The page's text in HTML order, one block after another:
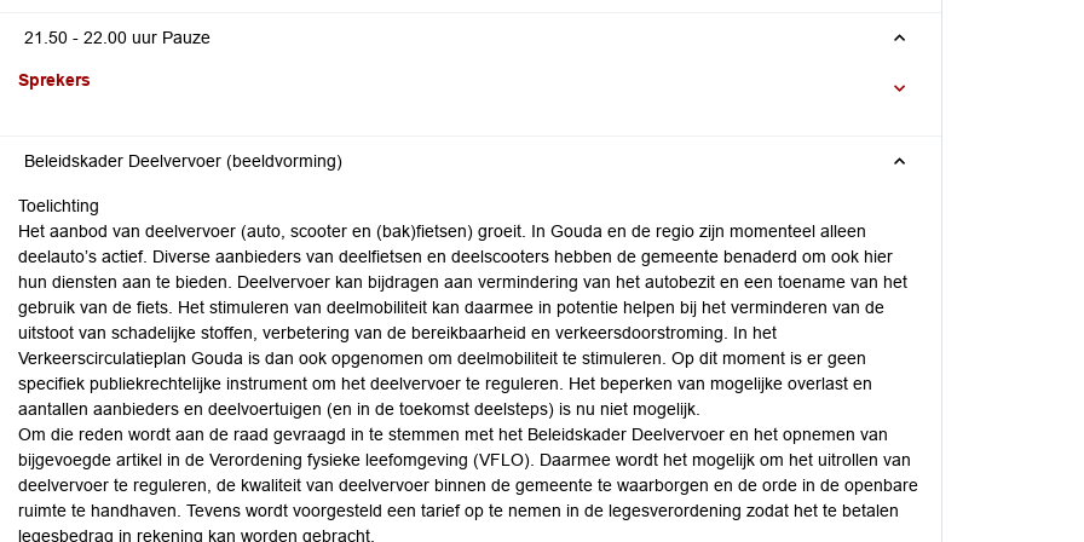
21.50 - 22.00 uur Pauze
Sprekers
Beleidskader Deelvervoer (beeldvorming)
Toelichting
Het aanbod van deelvervoer (auto, scooter en (bak)fietsen) groeit. In Gouda en de regio zijn momenteel alleen
deelauto’s actief. Diverse aanbieders van deelfietsen en deelscooters hebben de gemeente benaderd om ook hier
hun diensten aan te bieden. Deelvervoer kan bijdragen aan vermindering van het autobezit en een toename van het
gebruik van de fiets. Het stimuleren van deelmobiliteit kan daarmee in potentie helpen bij het verminderen van de
uitstoot van schadelijke stoffen, verbetering van de bereikbaarheid en verkeersdoorstroming. In het
Verkeerscirculatieplan Gouda is dan ook opgenomen om deelmobiliteit te stimuleren. Op dit moment is er geen
specifiek publiekrechtelijke instrument om het deelvervoer te reguleren. Het beperken van mogelijke overlast en
aantallen aanbieders en deelvoertuigen (en in de toekomst deelsteps) is nu niet mogelijk.
Om die reden wordt aan de raad gevraagd in te stemmen met het Beleidskader Deelvervoer en het opnemen van
bijgevoegde artikel in de Verordening fysieke leefomgeving (VFLO). Daarmee wordt het mogelijk om het uitrollen van
deelvervoer te reguleren, de kwaliteit van deelvervoer binnen de gemeente te waarborgen en de orde in de openbare
ruimte te handhaven. Tevens wordt voorgesteld een tarief op te nemen in de legesverordening zodat het te betalen
legesbedrag in rekening kan worden gebracht.